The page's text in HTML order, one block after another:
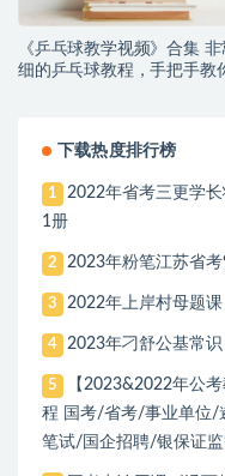
《乒乓球教学视频》合集 非
细的乒乓球教程，手把手教
下载热度排行榜
1
2022年省考三更学
1册
2 2023年粉笔江苏省
3 2022年上岸村母题
4 2023年刁舒公基常识
5
【2023&2022年公
程 国考/省考/事业单位/
笔试/国企招聘/银保证